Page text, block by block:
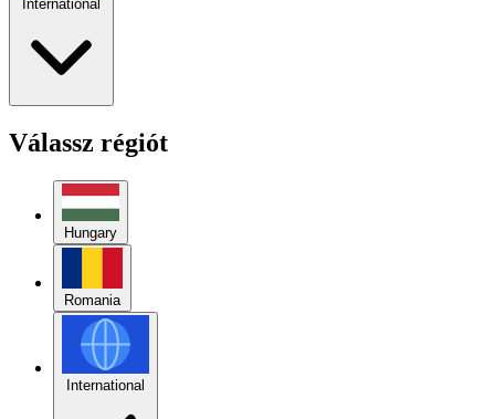
International
Válassz régiót
Hungary
Romania
International